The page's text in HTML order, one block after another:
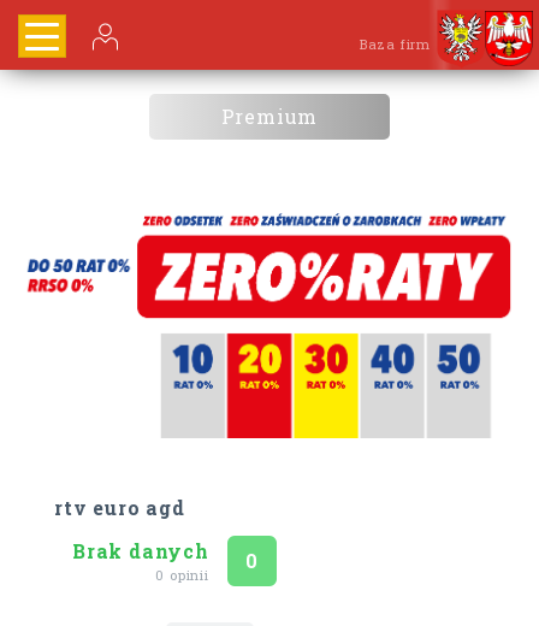
Baza firm
Premium
rtv euro agd
Brak danych
0 opinii
Ocena
0